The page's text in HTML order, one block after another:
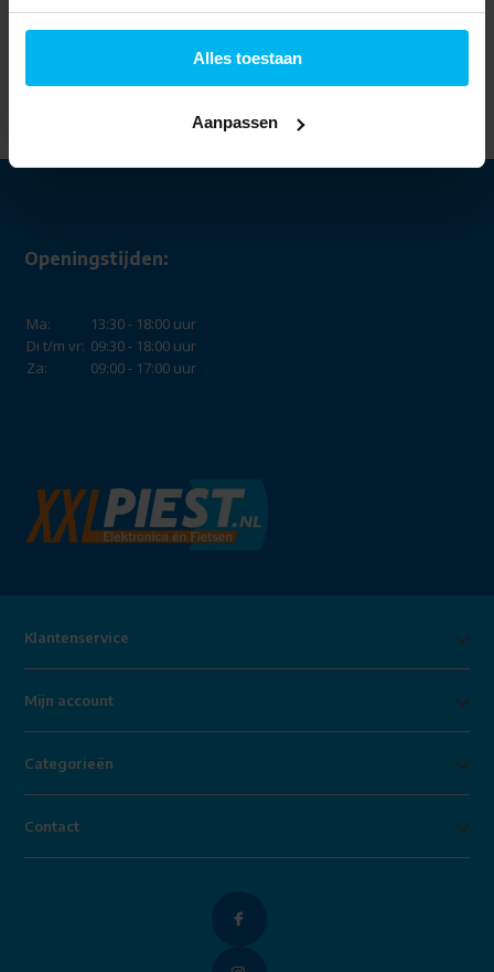
Alles toestaan
Aanpassen
Openingstijden:
Ma:
13:30 - 18:00 uur
Di t/m vr: 09:30 - 18:00 uur
Za:
09:00 - 17:00 uur
Klantenservice
Mijn account
Categorieën
Contact